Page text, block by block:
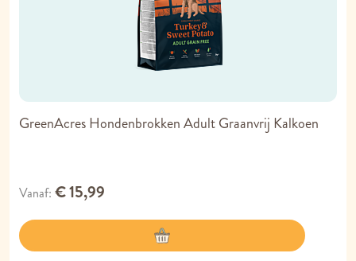
GreenAcres Hondenbrokken Adult Graanvrij Kalkoen
Vanaf € 15,99